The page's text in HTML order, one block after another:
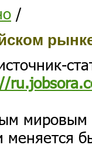
/
мировым
меняется